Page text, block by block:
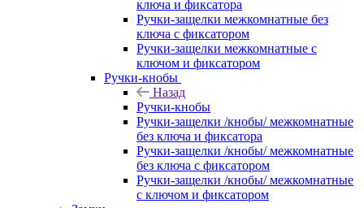
ключа и фиксатора
Ручки-защелки межкомнатные без
ключа с фиксатором
Ручки-защелки межкомнатные с
ключом и фиксатором
Ручки-кнобы
Назад
Ручки-кнобы
Ручки-защелки /кнобы/ межкомнатные
без ключа и фиксатора
Ручки-защелки /кнобы/ межкомнатные
без ключа с фиксатором
Ручки-защелки /кнобы/ межкомнатные
с ключом и фиксатором